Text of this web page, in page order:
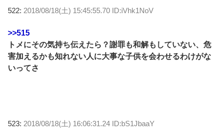
522: 2018/08/18(土) 15:45:55.70 ID:iVhk1NoV
>>515
トメにその気持ち伝えたら？謝罪も和解もしていない、危
害加えるかも知れない人に大事な子供を会わせるわけがな
いってさ
523: 2018/08/18(土) 16:06:31.24 ID:bS1JbaaY